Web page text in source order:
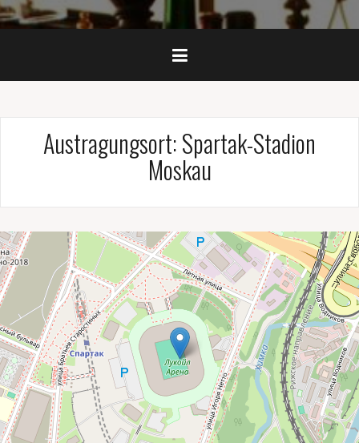
Austragungsort:Spartak-Stadion
Moskau
Serbien — Brasilien
Belgien — Tunesien